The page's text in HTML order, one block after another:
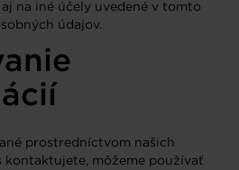
na iné účely uvedené v tomto
údajov.
prostredníctvom našich
kontaktujete, môžeme používať